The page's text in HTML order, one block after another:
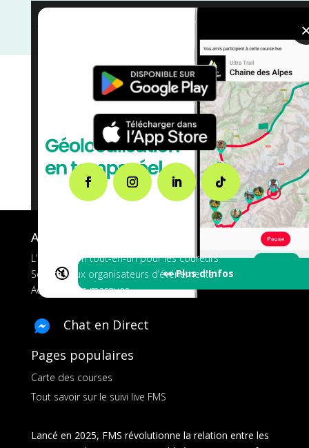
🔇 👀 Plus d'Infos
Trail
/Charente
A propos de FMS
L’application tout-en-un pour les coureurs
Services aux organisateurs d’événements
Ads pour les marques
Chat en Direct
Pages populaires
Carte des courses
Tout savoir sur le suivi live FMS
Lancé en 2025, FMS révolutionne la relation entre les